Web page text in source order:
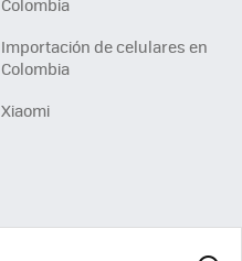
Colombia
Importación de celulares en
Colombia
Xiaomi